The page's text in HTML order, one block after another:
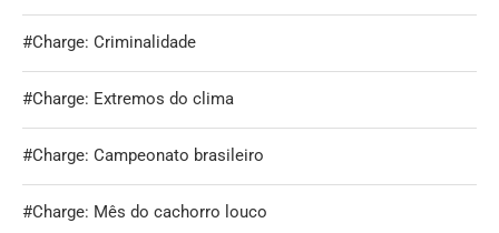
#Charge: Criminalidade
#Charge: Extremos do clima
#Charge: Campeonato brasileiro
#Charge: Mês do cachorro louco